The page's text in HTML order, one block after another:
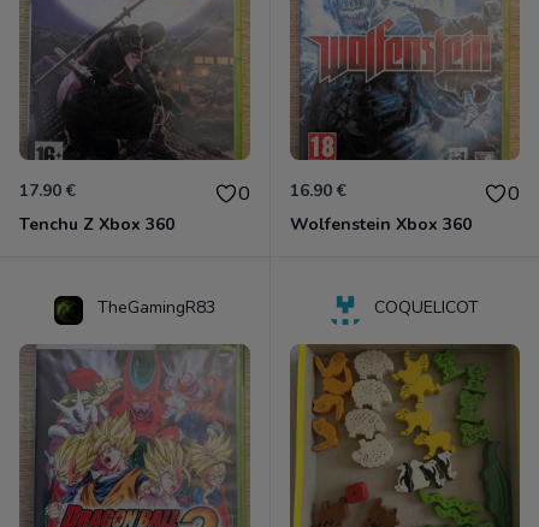
17.90 € 0
Tenchu Z Xbox 360
16.90 € 0
Wolfenstein Xbox 360
TheGamingR83 COQUELICOT